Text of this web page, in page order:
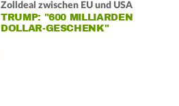
Zolldeal zwischen EU und USA
TRUMP: "600 MILLIARDEN
DOLLAR-GESCHENK"